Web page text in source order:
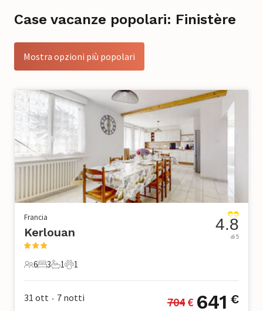
Case vacanze popolari: Finistère
Mostra opzioni più popolari
Francia
Kerlouan
6 Ospiti
6
3 Camere da letto
3
1 Bagno
1
1 Animale domestico
1
4.8
di 5
31 ott • 7 notti 704 € 641 €